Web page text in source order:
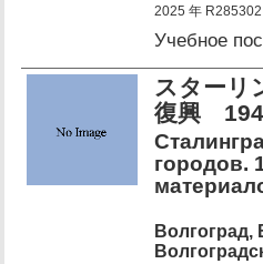
2025 年 R285302
Учебное
スターリ
復興
городов.
Волгоград,